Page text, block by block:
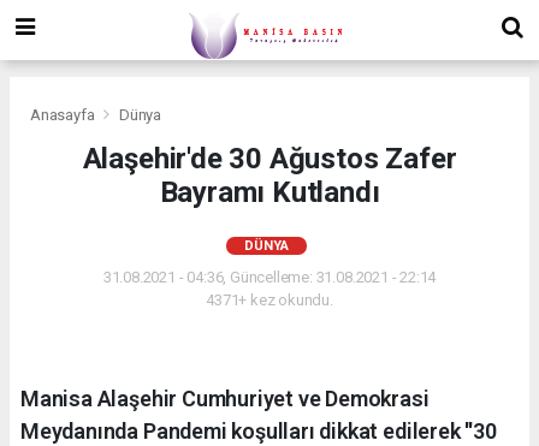
Anasayfa Dünya
Alaşehir'de 30 Ağustos Zafer
Bayramı Kutlandı
DÜNYA
31.08.2021 - 04:36, Güncelleme: 31.08.2021 - 22:14
4371+ kez okundu.
Manisa Alaşehir Cumhuriyet ve Demokrasi
Meydanında Pandemi koşulları dikkat edilerek ''30